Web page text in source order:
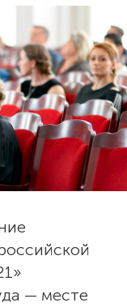
— месте